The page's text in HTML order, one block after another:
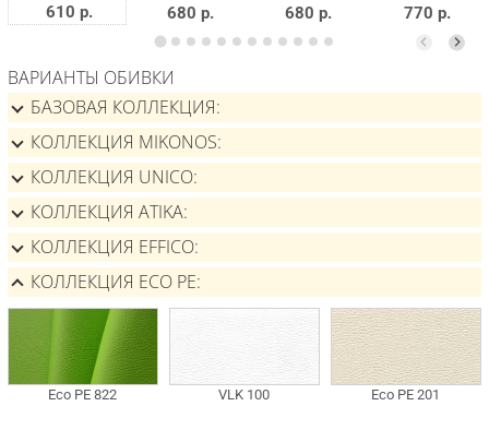
610 р. 680 р. 680 р. 770 р.
ВАРИАНТЫ ОБИВКИ
БАЗОВАЯ КОЛЛЕКЦИЯ
КОЛЛЕКЦИЯ MIKONOS
КОЛЛЕКЦИЯ UNICO
КОЛЛЕКЦИЯ ATIKA
КОЛЛЕКЦИЯ EFFICO
КОЛЛЕКЦИЯ ECO PE